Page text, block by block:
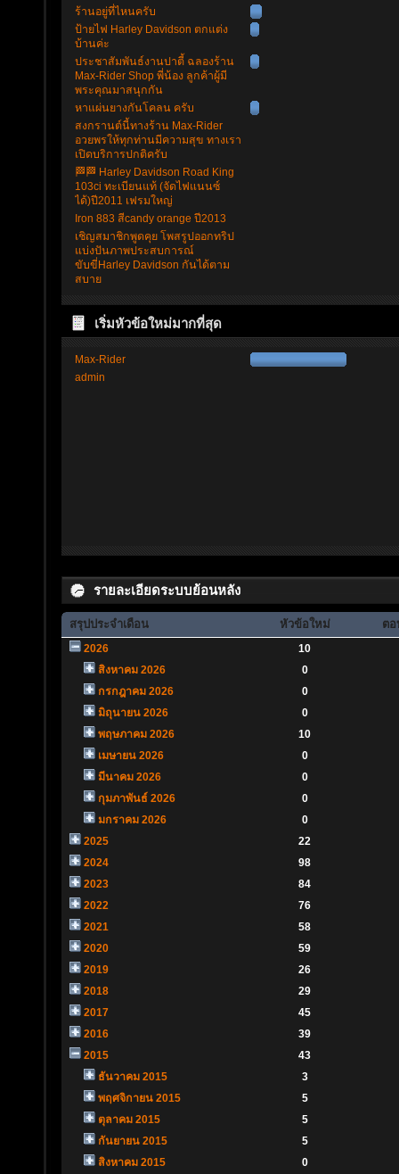
ร้านอยู่ที่ไหนครับ
ป้ายไฟ Harley Davidson ตกแต่ง
บ้านค่ะ
ประชาสัมพันธ์งานปาตี้ ฉลองร้าน
Max-Rider Shop พี่น้อง ลูกค้าผู้มี
พระคุณมาสนุกกัน
หาแผ่นยางกันโคลน ครับ
สงกรานต์นี้ทางร้าน Max-Rider
อวยพรให้ทุกท่านมีความสุข ทางเรา
เปิดบริการปกติครับ
🏁🏁 Harley Davidson Road King
103ci ทะเบียนแท้ (จัดไฟแนนซ์
ได้)ปี2011 เฟรมใหญ่
Iron 883 สีcandy orange ปี2013
เชิญสมาชิกพูดคุย โพสรูปออกทริป
แบ่งปันภาพประสบการณ์
ขับขี่Harley Davidson กันได้ตาม
สบาย
เริ่มหัวข้อใหม่มากที่สุด
Max-Rider
admin
รายละเอียดระบบย้อนหลัง
สรุปประจำเดือน หัวข้อใหม่ ตอ
2026
10
สิงหาคม 2026
0
กรกฎาคม 2026
0
มิถุนายน 2026
0
พฤษภาคม 2026
10
เมษายน 2026
0
มีนาคม 2026
0
กุมภาพันธ์ 2026
0
มกราคม 2026
0
2025
22
2024
98
2023
84
2022
76
2021
58
2020
59
2019
26
2018
29
2017
45
2016
39
2015
43
ธันวาคม 2015
3
พฤศจิกายน 2015
5
ตุลาคม 2015
5
กันยายน 2015
5
สิงหาคม 2015
0